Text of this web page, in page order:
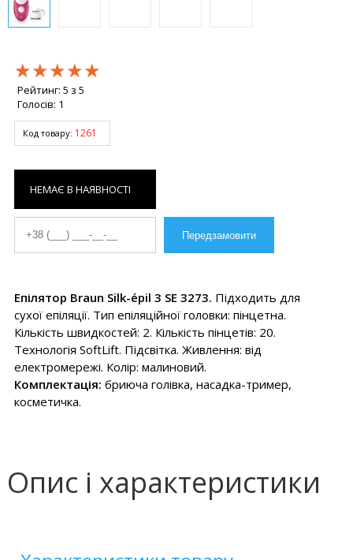
★★★★★
★★★★★
★★★★★
Рейтинг: 5 з 5
Голосів: 1
Код товару: 1261
НЕМАЄ В НАЯВНОСТІ
Епілятор Braun Silk-épil 3 SE 3273. Підходить для
сухої епіляції. Тип епіляційної головки: пінцетна.
Кількість швидкостей: 2. Кількість пінцетів: 20.
Технологія SoftLift. Підсвітка. Живлення: від
електромережі. Колір: малиновий.
Комплектація: бриюча голівка, насадка-тример,
косметичка.
Опис і характеристики